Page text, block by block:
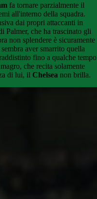
fa tornare parzialmente il
all'interno della squadra.
dai propri attaccanti in
Palmer, che ha trascinato gli
non splendere è sicuramente
aver smarrito quella
fino a qualche tempo
che recita solamente
di lui, il Chelsea non brilla.